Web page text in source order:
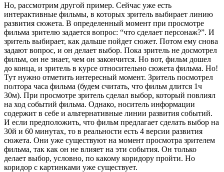
Но, рассмотрим другой пример. Сейчас уже есть
интерактивные фильмы, в которых зритель выбирает линию
развития сюжета. В определенный момент при просмотре
фильма зрителю задается вопрос: “что сделает персонаж?”. И
зритель выбирает, как дальше пойдет сюжет. Потом ему снова
задают вопрос, и он делает выбор. Пока зритель не досмотрел
фильм, он не знает, чем он закончится. Но вот, фильм дошел
до конца, и зритель в курсе относительно сюжета фильма. Но!
Тут нужно отметить интересный момент. Зритель посмотрел
полтора часа фильма (будем считать, что фильм длится 1ч
30м). При просмотре зритель сделал выбор, который повлиял
на ход событий фильма. Однако, носитель информации
содержит в себе и альтернативные линии развития событий.
И если предположить, что фильм предлагает сделать выбор на
30й и 60 минутах, то в реальности есть 4 версии развития
сюжета. Они уже существуют на момент просмотра зрителем
фильма, так как он не влияет на эти события. Он только
делает выбор, условно, по какому коридору пройти. Но
коридор с картинками уже существует.